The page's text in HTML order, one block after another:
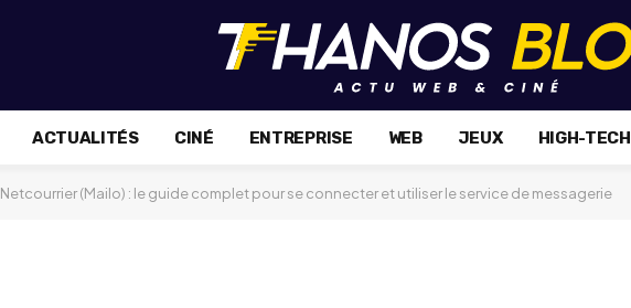
ACTUALITÉS CINÉ ENTREPRISE WEB JEUX HIGH-TECH
Netcourrier (Mailo) : le guide complet pour se connecter et utiliser le service de messagerie